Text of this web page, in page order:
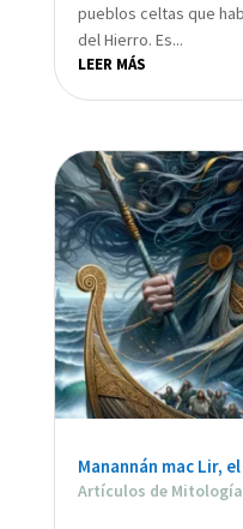
pueblos celtas que
del Hierro. Es...
LEER MÁS
Manannán mac Lir,
Artículos de